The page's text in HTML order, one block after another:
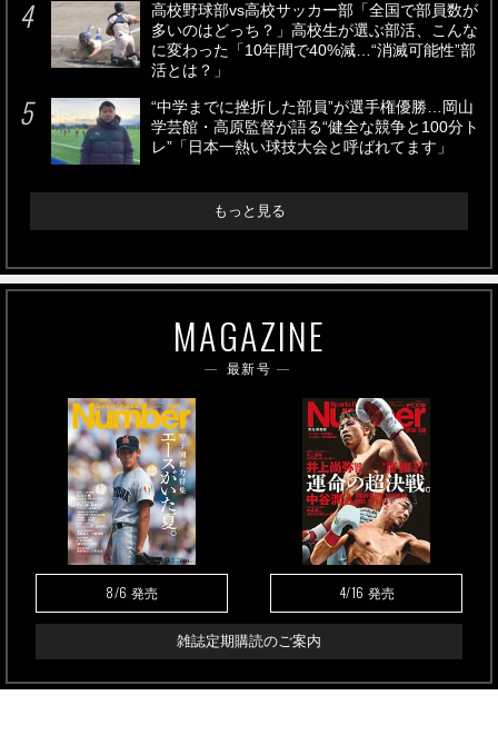
高校野球部vs高校サッカー部「全国で部員数が
多いのはどっち？」高校生が選ぶ部活、こんな
に変わった「10年間で40%減…“消滅可能性”部
活とは？」
“中学までに挫折した部員”が選手権優勝…岡山
学芸館・高原監督が語る“健全な競争と100分ト
レ”「日本一熱い球技大会と呼ばれてます」
もっと見る
MAGAZINE
最新号
8/6 発売 4/16 発売
雑誌定期購読のご案内